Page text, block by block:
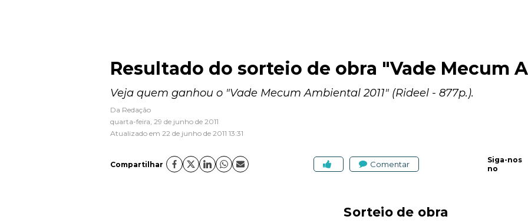
Resultado do sorteio de obra "Vade Mecum
Veja quem ganhou o "Vade Mecum Ambiental 2011" (Rideel - 877p.).
Da Redação
quarta-feira, 29 de junho de 2011
Atualizado em 22 de junho de 2011 13:31
Compartilhar Comentar
Siga-nos
no
Sorteio de obra